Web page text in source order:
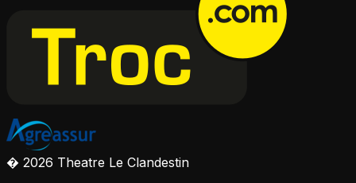
� 2026 Theatre Le Clandestin